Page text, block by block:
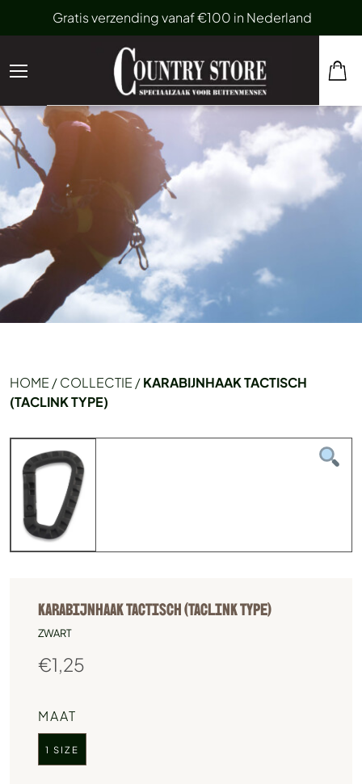
Gratis verzending vanaf €100 in Nederland
HOME /COLLECTIE /KARABIJNHAAK TACTISCH
(TACLINK TYPE)
KARABIJNHAAK TACTISCH (TACLINK TYPE)
ZWART
€1,25
MAAT
1 SIZE